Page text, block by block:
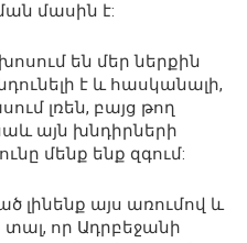
մասին է:
են մեր ներքին
է և հասկանալի,
լռեն, բայց թող
այն խնդիրների
մենք ենք զգում:
լինենք այս առումով և
որ Ադրբեջանի